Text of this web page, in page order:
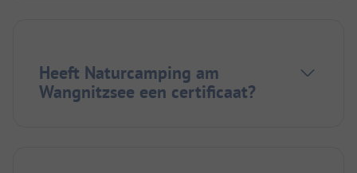
Heeft Naturcamping am
Wangnitzsee een certificaat?